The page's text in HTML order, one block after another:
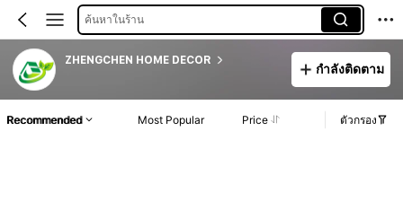
ค้นหาในร้าน
ZHENGCHEN HOME DECOR
กำลังติดตาม
Recommended Most Popular Price ตัวกรอง